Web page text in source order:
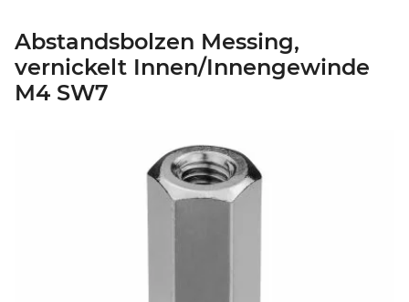
Abstandsbolzen Messing,
vernickelt Innen/Innengewinde
M4 SW7